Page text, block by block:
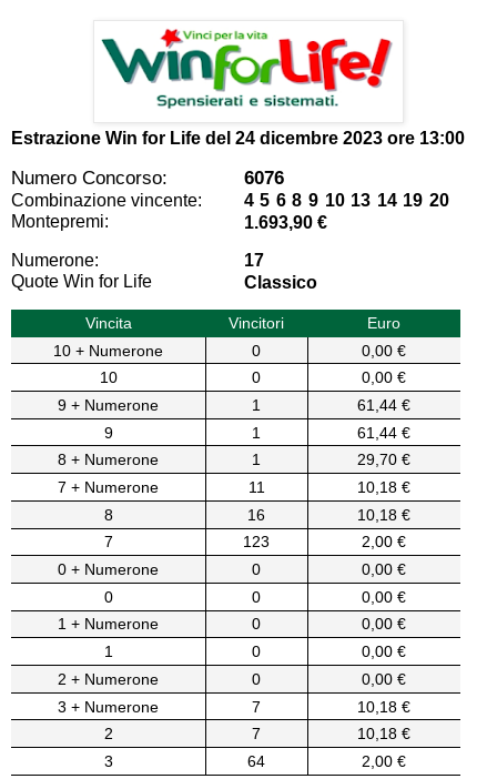
Estrazione Win for Life del 24 dicembre 2023 ore 13:00
Numero Concorso: 6076
Combinazione vincente:
4 5 6 8 9 10 13 14 19 20
Montepremi:
1.693,90 €
Numerone:
17
Quote Win for Life
Classico
Vincita Vincitori
Euro
10 + Numerone
0
0,00 €
10
0
0,00 €
9 + Numerone
1
61,44 €
9
1
61,44 €
8 + Numerone
1
29,70 €
7 + Numerone
11
10,18 €
8
16
10,18 €
7
123
2,00 €
0 + Numerone
0
0,00 €
0
0
0,00 €
1 + Numerone
0
0,00 €
1
0
0,00 €
2 + Numerone
0
0,00 €
3 + Numerone
7
10,18 €
2
7
10,18 €
3
64 2,00 €